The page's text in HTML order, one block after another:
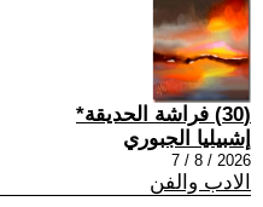
(30) فراشة الحديقة*
إشبيليا الجبوري
2026 / 8 / 7
الادب والفن